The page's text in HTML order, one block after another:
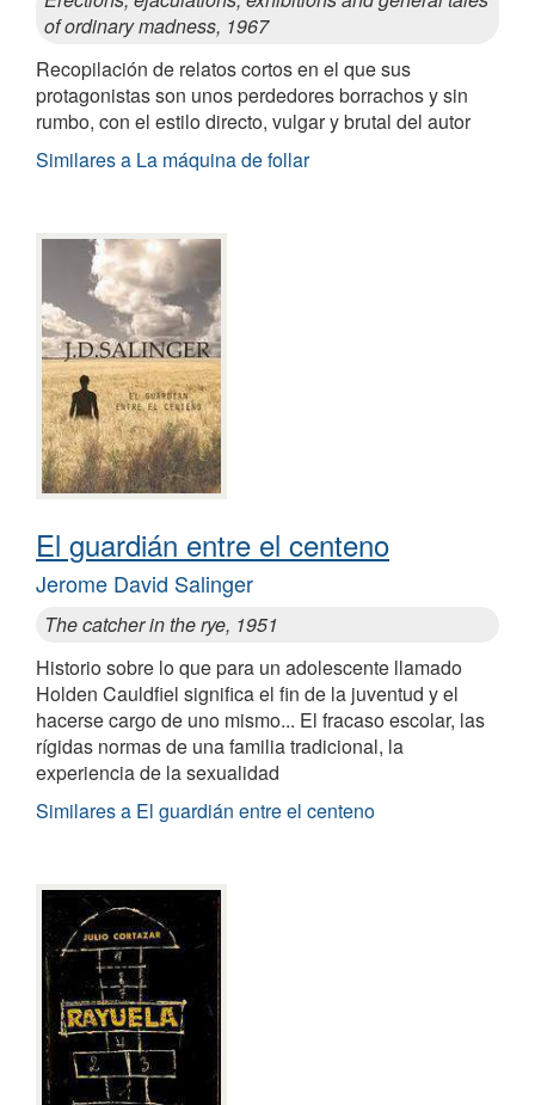
of ordinary madness, 1967
Recopilación de relatos cortos en el que sus
protagonistas son unos perdedores borrachos y sin
rumbo, con el estilo directo, vulgar y brutal del autor
Similares a La máquina de follar
El guardián entre el centeno
Jerome David Salinger
The catcher in the rye, 1951
Historio sobre lo que para un adolescente llamado
Holden Cauldfiel significa el fin de la juventud y el
hacerse cargo de uno mismo... El fracaso escolar, las
rígidas normas de una familia tradicional, la
experiencia de la sexualidad
Similares a El guardián entre el centeno